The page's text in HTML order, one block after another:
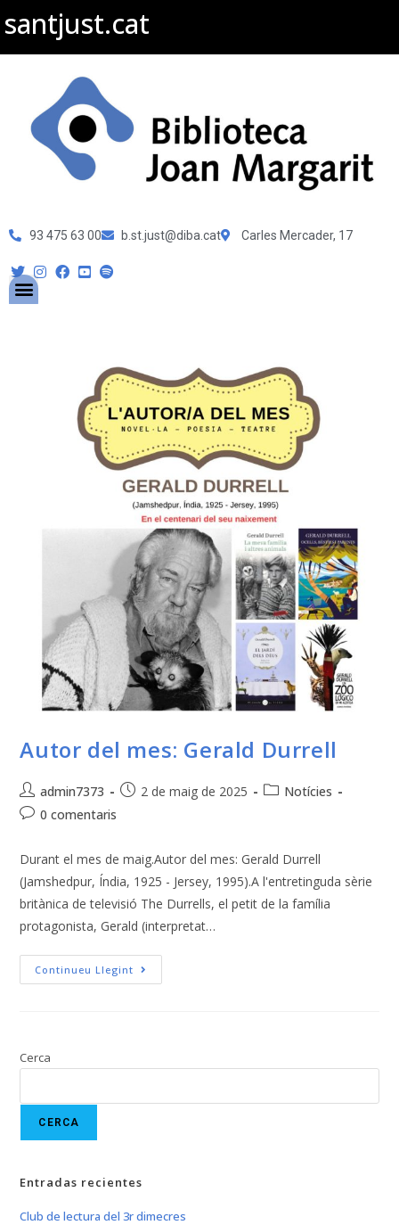
santjust.cat
93 475 63 00 b.st.just@diba.cat Carles Mercader, 17
Autor del mes: Gerald Durrell
admin7373 2 de maig de 2025
Notícies
0 comentaris
Durant el mes de maig.Autor del mes: Gerald Durrell
(Jamshedpur, Índia, 1925 - Jersey, 1995).A l'entretinguda sèrie
britànica de televisió The Durrells, el petit de la família
protagonista, Gerald (interpretat…
Continueu Llegint
Cerca
CERCA
Entradas recientes
Club de lectura del 3r dimecres